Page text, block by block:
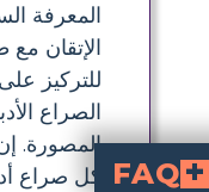
المعرفة
الإتقان مع
للتركيز
الصراع
المصورة.
كل صراع
FAQ